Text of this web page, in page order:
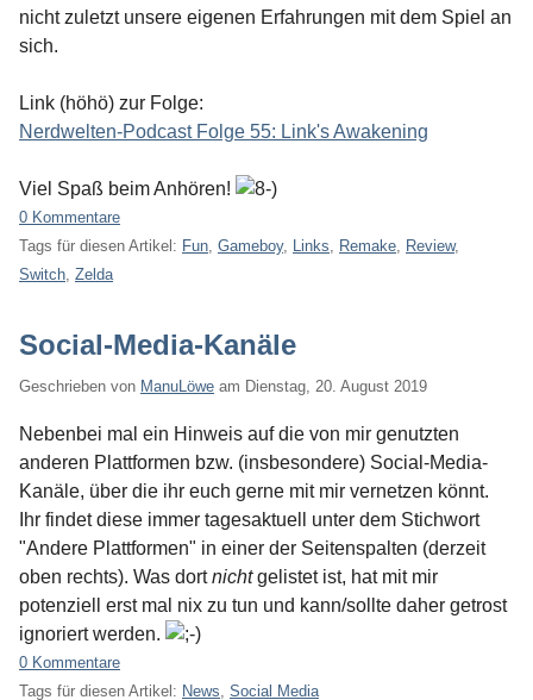
nicht zuletzt unsere eigenen Erfahrungen mit dem Spiel an
sich.
Link (höhö) zur Folge:
Nerdwelten-Podcast Folge 55: Link's Awakening
Viel Spaß beim Anhören!
0 Kommentare
Tags für diesen Artikel: Fun Gameboy, Links Remake Review,
Switch Zelda
Social-Media-Kanäle
Geschrieben von ManuLöwe am Dienstag, 20. August 2019
Nebenbei mal ein Hinweis auf die von mir genutzten
anderen Plattformen bzw. (insbesondere) Social-Media-
Kanäle, über die ihr euch gerne mit mir vernetzen könnt.
Ihr findet diese immer tagesaktuell unter dem Stichwort
"Andere Plattformen" in einer der Seitenspalten (derzeit
oben rechts). Was dortnichtgelistet ist, hat mit mir
potenziell erst mal nix zu tun und kann/sollte daher getrost
ignoriert werden.
0 Kommentare
Tags für diesen Artikel: News Social Media